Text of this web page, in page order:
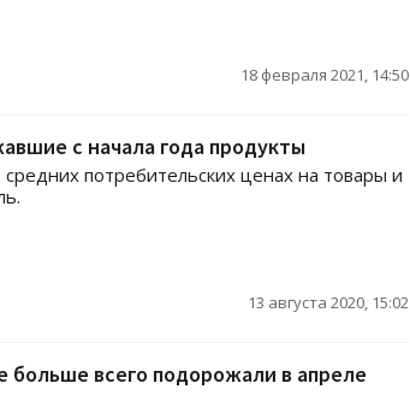
18 февраля 2021, 14:50
с начала года продукты
потребительских ценах на товары и
13 августа 2020, 15:02
больше всего подорожали в апреле